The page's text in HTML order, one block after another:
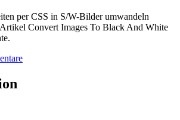
per CSS in S/W-Bilder umwandeln
Convert Images To Black And White